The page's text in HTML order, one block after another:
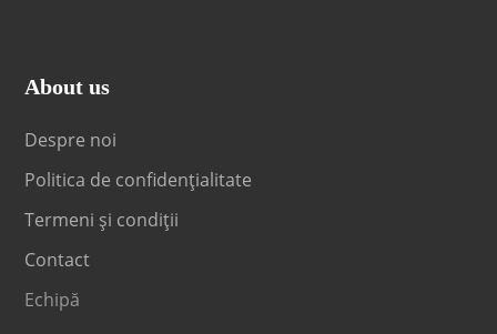
About us
Despre noi
Politica de confidențialitate
Termeni și condiții
Contact
Echipă